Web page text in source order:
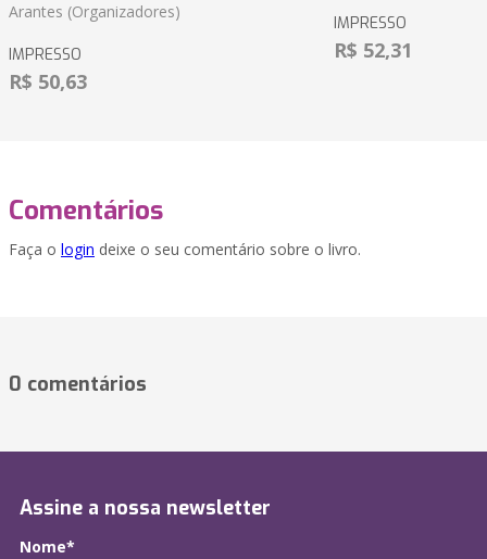
Arantes (Organizadores)
IMPRESSO
R$ 50,63
IMPRESSO
R$ 52,31
Comentários
Faça o login deixe o seu comentário sobre o livro.
0 comentários
Assine a nossa newsletter
Nome*